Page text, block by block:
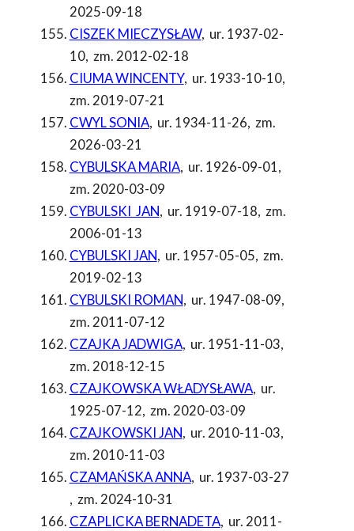
2025-09-18
CISZEK MIECZYSŁAW, ur. 1937-02-
10, zm. 2012-02-18
CIUMA WINCENTY, ur. 1933-10-10,
zm. 2019-07-21
CWYL SONIA, ur. 1934-11-26, zm.
2026-03-21
CYBULSKA MARIA, ur. 1926-09-01,
zm. 2020-03-09
CYBULSKI JAN, ur. 1919-07-18, zm.
2006-01-13
CYBULSKI JAN, ur. 1957-05-05, zm.
2019-02-13
CYBULSKI ROMAN, ur. 1947-08-09,
zm. 2011-07-12
CZAJKA JADWIGA, ur. 1951-11-03,
zm. 2018-12-15
CZAJKOWSKA WŁADYSŁAWA, ur.
1925-07-12, zm. 2020-03-09
CZAJKOWSKI JAN, ur. 2010-11-03,
zm. 2010-11-03
CZAMAŃSKA ANNA, ur. 1937-03-27
, zm. 2024-10-31
CZAPLICKA BERNADETA, ur. 2011-